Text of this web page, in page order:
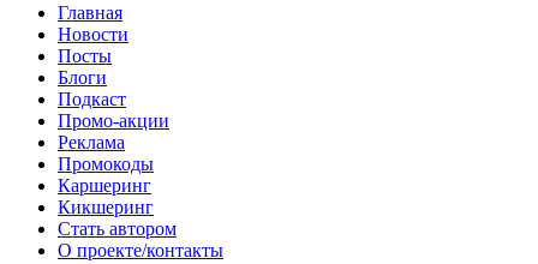
Главная
Новости
Посты
Блоги
Подкаст
Промо-акции
Реклама
Промокоды
Каршеринг
Кикшеринг
Стать автором
О проекте/контакты